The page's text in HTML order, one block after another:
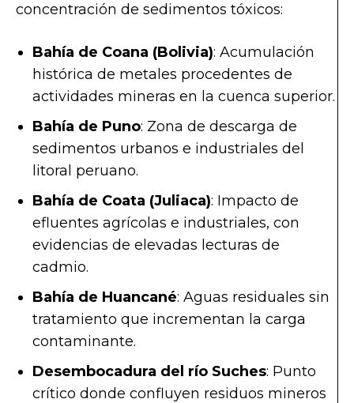
concentración de sedimentos tóxicos:
Bahía de Coana (Bolivia): Acumulación
histórica de metales procedentes de
actividades mineras en la cuenca superior.
Bahía de Puno: Zona de descarga de
sedimentos urbanos e industriales del
litoral peruano.
Bahía de Coata (Juliaca): Impacto de
efluentes agrícolas e industriales, con
evidencias de elevadas lecturas de
cadmio.
Bahía de Huancané: Aguas residuales sin
tratamiento que incrementan la carga
contaminante.
Desembocadura del río Suches: Punto
crítico donde confluyen residuos mineros